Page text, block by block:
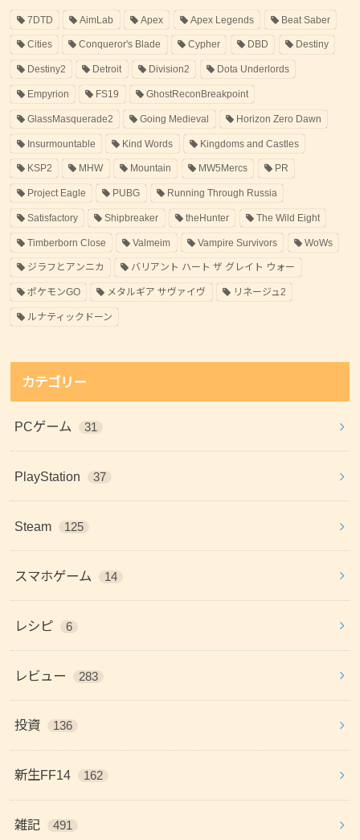
7DTD AimLab Apex Apex Legends Beat Saber
Cities Conqueror's Blade Cypher DBD Destiny
Destiny2 Detroit Division2 Dota Underlords
Empyrion FS19 GhostReconBreakpoint
GlassMasquerade2 Going Medieval Horizon Zero Dawn
Insurmountable Kind Words Kingdoms and Castles
KSP2 MHW Mountain MW5Mercs PR
Project Eagle PUBG Running Through Russia
Satisfactory Shipbreaker theHunter The Wild Eight
Timberborn Close Valmeim Vampire Survivors WoWs
ジラフとアンニカ バリアント ハート ザ グレイト ウォー
ポケモンGO メタルギア サヴァイヴ リネージュ2
ルナティックドーン
カテゴリー
PCゲーム 31
PlayStation 37
Steam 125
スマホゲーム 14
レシピ 6
レビュー 283
投資 136
新生FF14 162
雑記 491